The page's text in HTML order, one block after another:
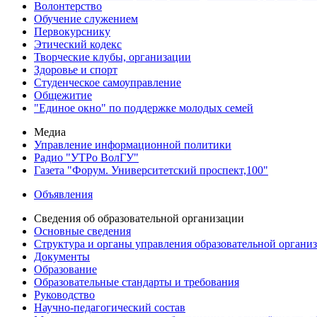
Волонтерство
Обучение служением
Первокурснику
Этический кодекс
Творческие клубы, организации
Здоровье и спорт
Студенческое самоуправление
Общежитие
"Единое окно" по поддержке молодых семей
Медиа
Управление информационной политики
Радио "УТРо ВолГУ"
Газета "Форум. Университетский проспект,100"
Объявления
Сведения об образовательной организации
Основные сведения
Структура и органы управления образовательной
Документы
Образование
Образовательные стандарты и требования
Руководство
Научно-педагогический состав